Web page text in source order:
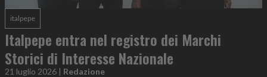
italpepe
Italpepe entra nel registro dei Marchi
Storici di Interesse Nazionale
21 luglio 2026 | Redazione